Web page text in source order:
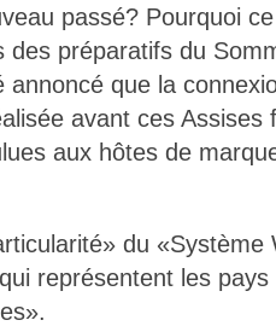
passé? Pourquoi
des préparatifs du
annoncé que la
avant ces Assises
aux hôtes de
du «Système
représentent les